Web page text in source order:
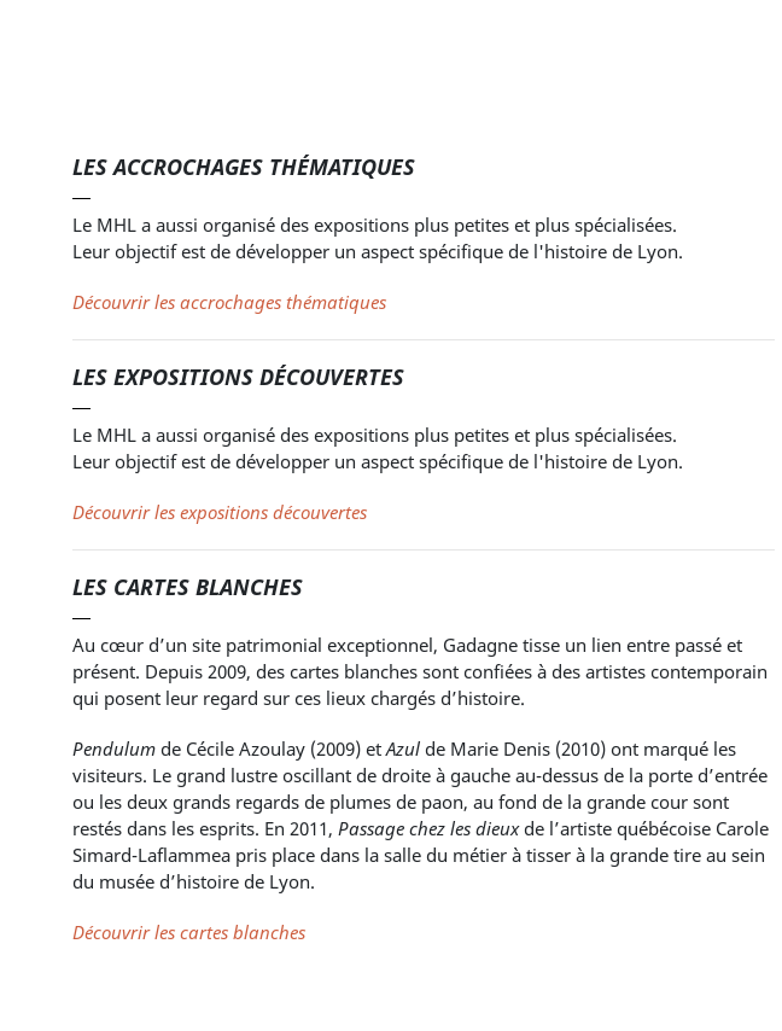
LES ACCROCHAGES THÉMATIQUES
Le MHL a aussi organisé des expositions plus petites et plus spécialisées.
Leur objectif est de développer un aspect spécifique de l'histoire de Lyon.
Découvrir les accrochages thématiques
LES EXPOSITIONS DÉCOUVERTES
Le MHL a aussi organisé des expositions plus petites et plus spécialisées.
Leur objectif est de développer un aspect spécifique de l'histoire de Lyon.
Découvrir les expositions découvertes
LES CARTES BLANCHES
Au cœur d’un site patrimonial exceptionnel, Gadagne tisse un lien entre passé et
présent. Depuis 2009, des cartes blanches sont confiées à des artistes contemporain
qui posent leur regard sur ces lieux chargés d’histoire.
Pendulum de Cécile Azoulay (2009) etAzul de Marie Denis (2010) ont marqué les
visiteurs. Le grand lustre oscillant de droite à gauche au-dessus de la porte d’entrée
ou les deux grands regards de plumes de paon, au fond de la grande cour sont
restés dans les esprits. En 2011, Passage chez les dieuxde l’artiste québécoise Carole
Simard-Laflammea pris place dans la salle du métier à tisser à la grande tire au sein
du musée d’histoire de Lyon.
Découvrir les cartes blanches